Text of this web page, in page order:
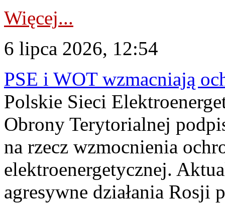
Więcej...
6 lipca 2026, 12:54
PSE i WOT wzmacniają
Polskie Sieci
Obrony Terytorialnej
na rzecz wzmocnienia
elektroenergetycznej.
agresywne działania Rosji